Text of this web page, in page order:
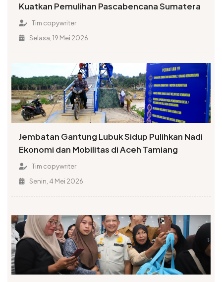
Kuatkan Pemulihan Pascabencana Sumatera
Tim copywriter
Selasa, 19 Mei 2026
Jembatan Gantung Lubuk Sidup Pulihkan Nadi
Ekonomi dan Mobilitas di Aceh Tamiang
Tim copywriter
Senin, 4 Mei 2026